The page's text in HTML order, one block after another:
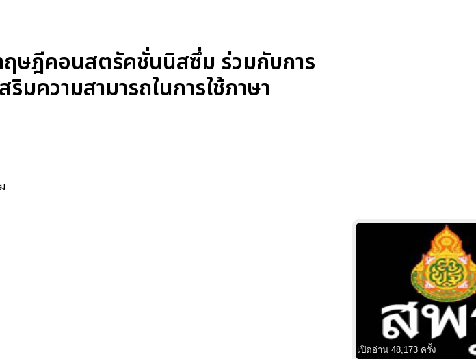
ษฎีคอนสตรัคชั่นนิสซึ่ม ร่วมกับการ
ความสามารถในการใช้ภาษา
เปิดอ่าน 48,173 ครั้ง